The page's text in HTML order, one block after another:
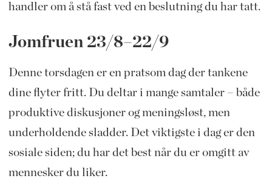
handler om å stå fast ved en beslutning du har tatt.
Jomfruen 23/8–22/9
Denne torsdagen er en pratsom dag der tankene
dine flyter fritt. Du deltar i mange samtaler – både
produktive diskusjoner og meningsløst, men
underholdende sladder. Det viktigste i dag er den
sosiale siden; du har det best når du er omgitt av
mennesker du liker.